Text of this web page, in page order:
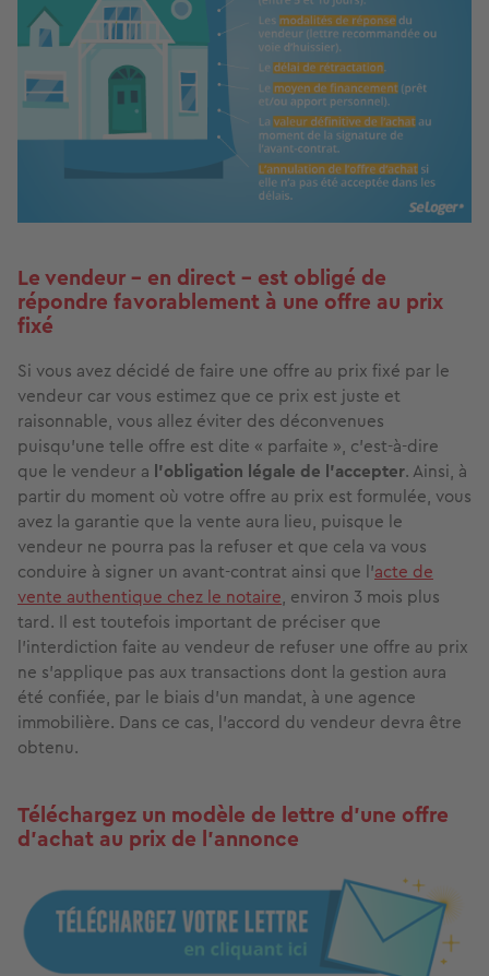
Le vendeur - en direct - est obligé de
répondre favorablement à une offre au prix
fixé
Si vous avez décidé de faire une offre au prix fixé par le
vendeur car vous estimez que ce prix est juste et
raisonnable, vous allez éviter des déconvenues
puisqu’une telle offre est dite « parfaite », c’est-à-dire
que le vendeur a l’obligation légale de l’accepter. Ainsi, à
partir du moment où votre offre au prix est formulée, vous
avez la garantie que la vente aura lieu, puisque le
vendeur ne pourra pas la refuser et que cela va vous
conduire à signer un avant-contrat ainsi que l’acte de
vente authentique chez le notaire, environ 3 mois plus
tard. Il est toutefois important de préciser que
l'interdiction faite au vendeur de refuser une offre au prix
ne s'applique pas aux transactions dont la gestion aura
été confiée, par le biais d'un mandat, à une agence
immobilière. Dans ce cas, l'accord du vendeur devra être
obtenu.
Téléchargez un modèle de lettre d’une offre
d’achat au prix de l’annonce